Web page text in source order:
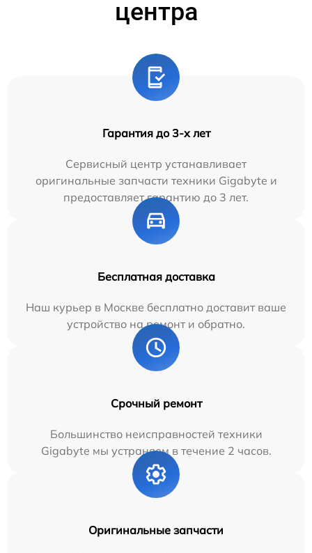
центра
Гарантия до 3-х лет
Сервисный центр устанавливает
оригинальные запчасти техники Gigabyte и
предоставляет гарантию до 3 лет.
Бесплатная доставка
Наш курьер в Москве бесплатно доставит ваше
устройство на ремонт и обратно.
Срочный ремонт
Большинство неисправностей техники
Gigabyte мы устраняем в течение 2 часов.
Оригинальные запчасти